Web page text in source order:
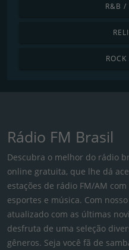
R&B /
Rádio FM Brasil
Descubra o melhor do rádio
online gratuita, que lhe dá
estações de rádio FM/AM
esportes e música. Com
atualizado com as últimas
desfruta de uma seleção
gêneros. Seja você fã de